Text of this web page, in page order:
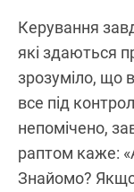
Керування
які здаються
зрозуміло, що
все під
непомічено,
раптом каже:
Знайомо? Якщо